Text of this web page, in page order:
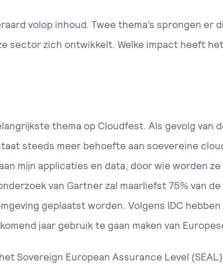
volop inhoud. Twee thema’s sprongen er
sector zich ontwikkelt. Welke impact heeft
thema op Cloudfest. Als gevolg van
steeds meer behoefte aan soevereine
mijn applicaties en data, door wie worden
van Gartner zal maarliefst 75% van
geplaatst worden. Volgens IDC hebben
jaar gebruik te gaan maken van
Sovereign European Assurance Level